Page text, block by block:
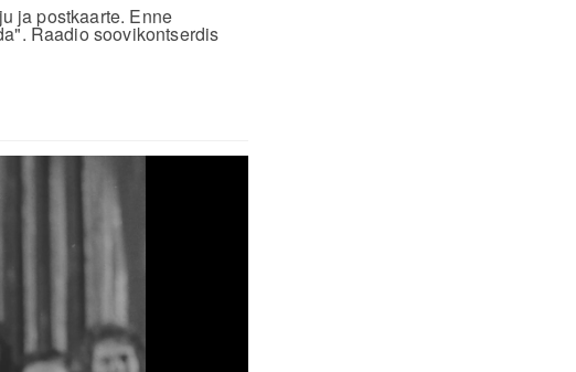
ja postkaarte. Enne
Raadio soovikontserdis